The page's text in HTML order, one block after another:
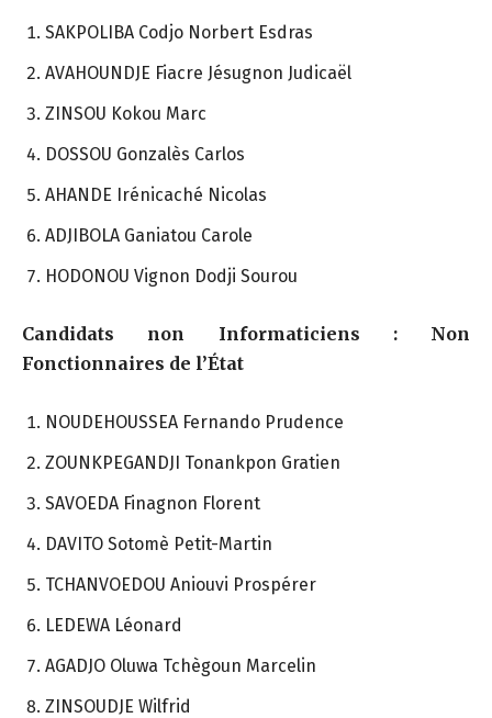
SAKPOLIBA Codjo Norbert Esdras
AVAHOUNDJE Fiacre Jésugnon Judicaël
ZINSOU Kokou Marc
DOSSOU Gonzalès Carlos
AHANDE Irénicaché Nicolas
ADJIBOLA Ganiatou Carole
HODONOU Vignon Dodji Sourou
Candidats non Informaticiens : Non
Fonctionnaires de l’État
NOUDEHOUSSEA Fernando Prudence
ZOUNKPEGANDJI Tonankpon Gratien
SAVOEDA Finagnon Florent
DAVITO Sotomè Petit-Martin
TCHANVOEDOU Aniouvi Prospérer
LEDEWA Léonard
AGADJO Oluwa Tchègoun Marcelin
ZINSOUDJE Wilfrid